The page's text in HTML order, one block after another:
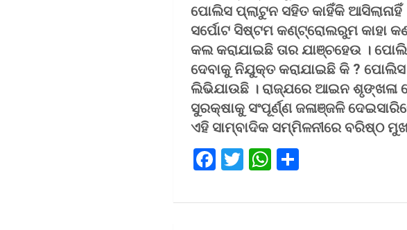
ପୋଲିସ ପ୍ଲାଟୁନ ସହିତ କାହିଁକି
ସର୍ପୋଟ ସିଷ୍ଟମ କଣ୍ଟ୍ରୋଲରୁମ କାହା
କଲ କରାଯାଇଛି ତାର ଯାଞ୍ଚହେଉ ।
ଦେବାକୁ ନିଯୁକ୍ତ କରାଯାଇଛି କି ?
ଲିଭିଯାଉଛି । ରାଜ୍ଯରେ ଆଇନ ଶୃଙ୍ଖଳା
ସୁରକ୍ଷାକୁ ସଂପୂର୍ଣ୍ଣ ଜଳାଞ୍ଜଳି
ଏହି ସାମ୍ବାଦିକ ସମ୍ମିଳନୀରେ ବରିଷ୍ଠ
F
ce
T
tt
W
at ar